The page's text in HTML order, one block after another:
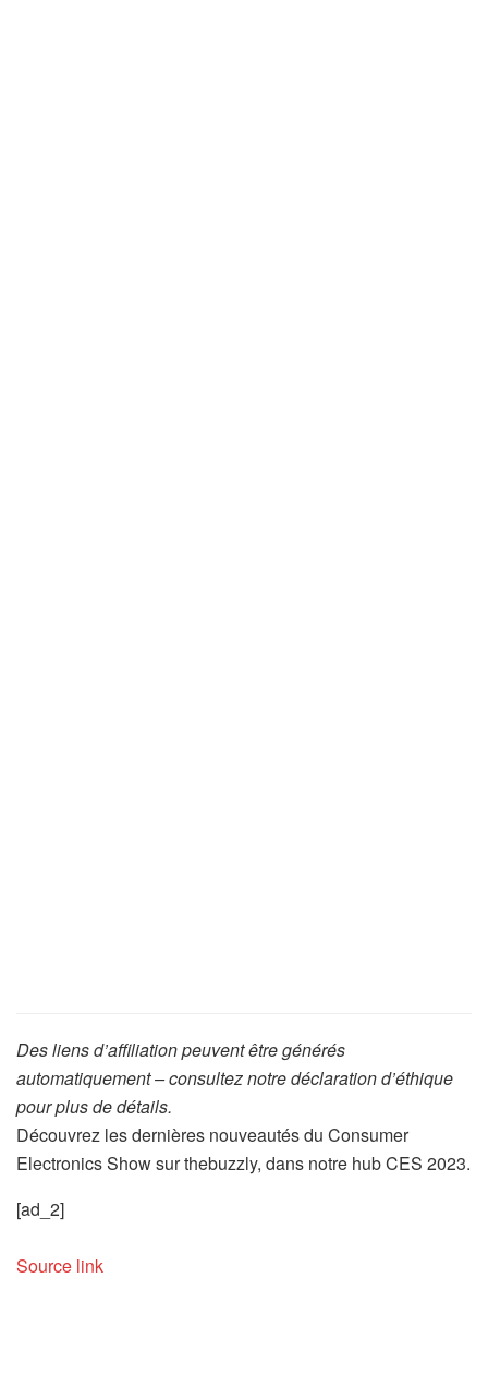
Des liens d’affiliation peuvent être générés
automatiquement – consultez notre déclaration d’éthique
pour plus de détails.
Découvrez les dernières nouveautés du Consumer
Electronics Show sur thebuzzly, dans notre hub CES 2023.
[ad_2]
Source link